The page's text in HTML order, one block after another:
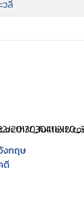
ลี
งกฤษ
ดี